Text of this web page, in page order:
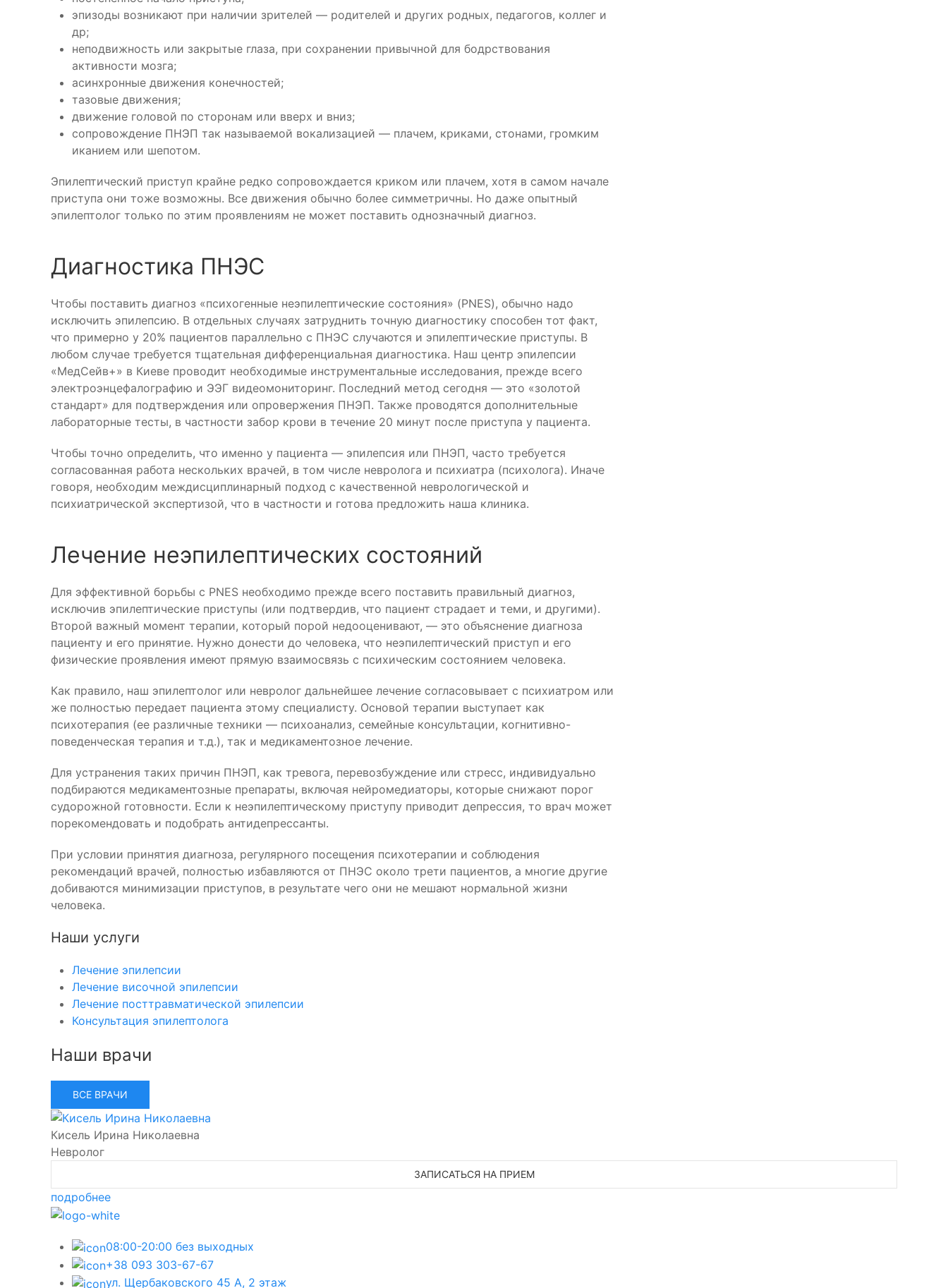
эпизоды возникают при наличии зрителей — родителей и других родных, педагогов, коллег и
др;
неподвижность или закрытые глаза, при сохранении привычной для бодрствования
активности мозга;
асинхронные движения конечностей;
тазовые движения;
движение головой по сторонам или вверх и вниз;
сопровождение ПНЭП так называемой вокализацией — плачем, криками, стонами, громким
иканием или шепотом.
Эпилептический приступ крайне редко сопровождается криком или плачем, хотя в самом начале
приступа они тоже возможны. Все движения обычно более симметричны. Но даже опытный
эпилептолог только по этим проявлениям не может поставить однозначный диагноз.
Диагностика ПНЭС
Чтобы поставить диагноз «психогенные неэпилептические состояния» (PNES), обычно надо
исключить эпилепсию. В отдельных случаях затруднить точную диагностику способен тот факт,
что примерно у 20% пациентов параллельно с ПНЭС случаются и эпилептические приступы. В
любом случае требуется тщательная дифференциальная диагностика. Наш центр эпилепсии
«МедСейв+» в Киеве проводит необходимые инструментальные исследования, прежде всего
электроэнцефалографию и ЭЭГ видеомониторинг. Последний метод сегодня — это «золотой
стандарт» для подтверждения или опровержения ПНЭП. Также проводятся дополнительные
лабораторные тесты, в частности забор крови в течение 20 минут после приступа у пациента.
Чтобы точно определить, что именно у пациента — эпилепсия или ПНЭП, часто требуется
согласованная работа нескольких врачей, в том числе невролога и психиатра (психолога). Иначе
говоря, необходим междисциплинарный подход с качественной неврологической и
психиатрической экспертизой, что в частности и готова предложить наша клиника.
Лечение неэпилептических состояний
Для эффективной борьбы с PNES необходимо прежде всего поставить правильный диагноз,
исключив эпилептические приступы (или подтвердив, что пациент страдает и теми, и другими).
Второй важный момент терапии, который порой недооценивают, — это объяснение диагноза
пациенту и его принятие. Нужно донести до человека, что неэпилептический приступ и его
физические проявления имеют прямую взаимосвязь с психическим состоянием человека.
Как правило, наш эпилептолог или невролог дальнейшее лечение согласовывает с психиатром или
же полностью передает пациента этому специалисту. Основой терапии выступает как
психотерапия (ее различные техники — психоанализ, семейные консультации, когнитивно-
поведенческая терапия и т.д.), так и медикаментозное лечение.
Для устранения таких причин ПНЭП, как тревога, перевозбуждение или стресс, индивидуально
подбираются медикаментозные препараты, включая нейромедиаторы, которые снижают порог
судорожной готовности. Если к неэпилептическому приступу приводит депрессия, то врач может
порекомендовать и подобрать антидепрессанты.
При условии принятия диагноза, регулярного посещения психотерапии и соблюдения
рекомендаций врачей, полностью избавляются от ПНЭС около трети пациентов, а многие другие
добиваются минимизации приступов, в результате чего они не мешают нормальной жизни
человека.
Наши услуги
Лечение эпилепсии
Лечение височной эпилепсии
Лечение посттравматической эпилепсии
Консультация эпилептолога
Наши врачи
ВСЕ ВРАЧИ
Кисель Ирина Николаевна
Невролог
ЗАПИСАТЬСЯ НА ПРИЕМ
подробнее
08:00-20:00 без выходных
+38 093 303-67-67
ул. Щербаковского 45 А, 2 этаж